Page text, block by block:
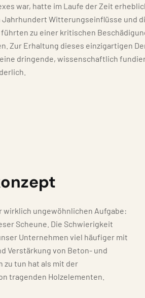
war, hatte im Laufe der Zeit
Jahrhundert Witterungseinflüsse und
zu einer kritischen
Zur Erhaltung dieses einzigartigen
dringende, wissenschaftlich
wirklich ungewöhnlichen Aufgabe:
Scheune. Die Schwierigkeit
Unternehmen viel häufiger mit
Verstärkung von Beton- und
tun hat als mit der
tragenden Holzelementen.